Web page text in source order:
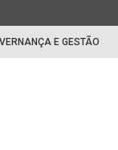
E GESTÃO